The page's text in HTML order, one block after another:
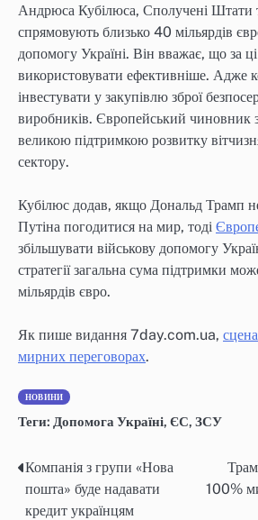
Андрюса Кубілюса, Сполучені Штати
спрямовують близько 40 мільярдів
допомогу Україні. Він вважає, що за
використовувати ефективніше. Адже
інвестувати у закупівлю зброї
виробників. Європейський чиновник
великою підтримкою розвитку
сектору.
Кубілюс додав, якщо Дональд Трамп
Путіна погодитися на мир, тоді
збільшувати військову допомогу
стратегії загальна сума підтримки
мільярдів євро.
Як пише видання 7day.com.ua,
мирних переговорах.
НОВИНИ
Теги: Допомога Україні, ЄС, ЗСУ
Навігація
записів
Компанія з групи «Нова
пошта» буде надавати
кредит українцям
100%